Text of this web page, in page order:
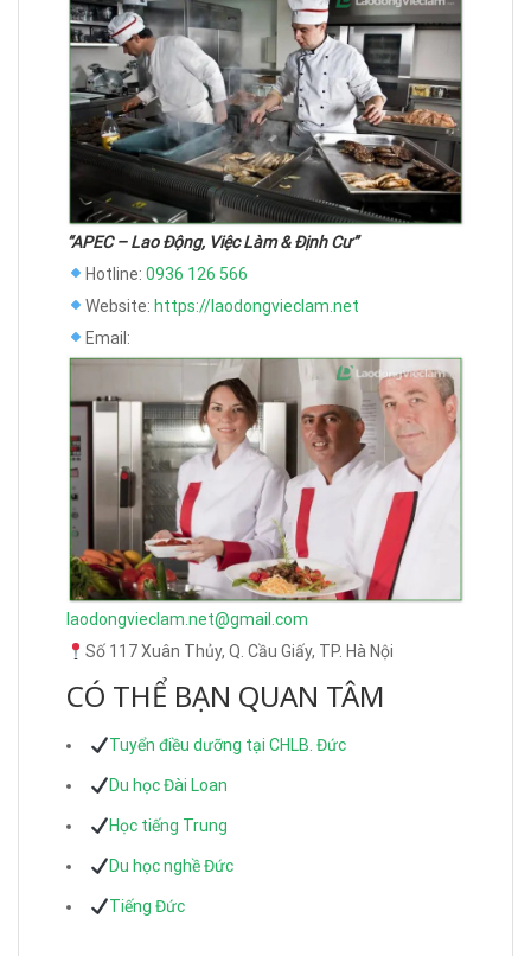
“APEC – Lao Động, Việc Làm & Định Cư”
Hotline: 0936 126 566
Website: https://laodongvieclam.net
Email:
laodongvieclam.net@gmail.com
Số 117 Xuân Thủy, Q. Cầu Giấy, TP. Hà Nội
CÓ THỂ BẠN QUAN TÂM
Tuyển điều dưỡng tại CHLB. Đức
Du học Đài Loan
Học tiếng Trung
Du học nghề Đức
Tiếng Đức